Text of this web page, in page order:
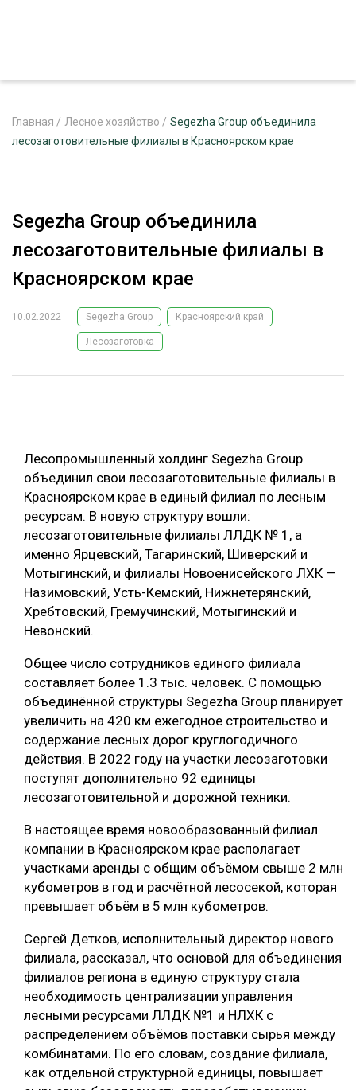
РЕКЛАМОДАТЕЛЯМ
ЛЕСНОЕ ХОЗЯЙСТВО
ЛЕСОЗАГОТОВКА
ОБРАБОТКА ДРЕВЕСИНЫ
ЛЕСОВОССТАНОВЛЕНИЕ И ЗАЩИТА
ЛОГИСТИКА
ПРОИЗВОДСТВО ДРЕВЕСНЫХ ПЛИТ
ЦБП
КОМПЛЕКСНАЯ ПЕРЕРАБОТКА
ЛЕСОПИЛЕНИЕ
БЕЗОПАСНОЕ ПРОИЗВОДСТВО
СОРТИРОВКА ДРЕВЕСИНЫ
СУШКА ДРЕВЕСИНЫ
МЕБЕЛЬНОЕ ПРОИЗВОДСТВО
ТЕМАТИЧЕСКИЕ ПРОЕКТЫ
ПОДБОРКИ СТАТЕЙ
ЭКСПЕРТНОЕ МНЕНИЕ
Главная / Лесное хозяйство / Segezha Group объединила
лесозаготовительные филиалы в Красноярском крае
Segezha Group объединила
лесозаготовительные филиалы в
Красноярском крае
10.02.2022 Segezha Group Красноярский край
Лесозаготовка
Лесопромышленный холдинг Segezha Group
объединил свои лесозаготовительные филиалы в
Красноярском крае в единый филиал по лесным
ресурсам. В новую структуру вошли:
лесозаготовительные филиалы ЛЛДК № 1, а
именно Ярцевский, Тагаринский, Шиверский и
Мотыгинский, и филиалы Новоенисейского ЛХК —
Назимовский, Усть-Кемский, Нижнетерянский,
Хребтовский, Гремучинский, Мотыгинский и
Невонский.
Общее число сотрудников единого филиала
составляет более 1.3 тыс. человек. С помощью
объединённой структуры Segezha Group планирует
увеличить на 420 км ежегодное строительство и
содержание лесных дорог круглогодичного
действия. В 2022 году на участки лесозаготовки
поступят дополнительно 92 единицы
лесозаготовительной и дорожной техники.
В настоящее время новообразованный филиал
компании в Красноярском крае располагает
участками аренды с общим объёмом свыше 2 млн
кубометров в год и расчётной лесосекой, которая
превышает объём в 5 млн кубометров.
Сергей Детков, исполнительный директор нового
филиала, рассказал, что основой для объединения
филиалов региона в единую структуру стала
необходимость централизации управления
лесными ресурсами ЛЛДК №1 и НЛХК с
распределением объёмов поставки сырья между
комбинатами. По его словам, создание филиала,
как отдельной структурной единицы, повышает